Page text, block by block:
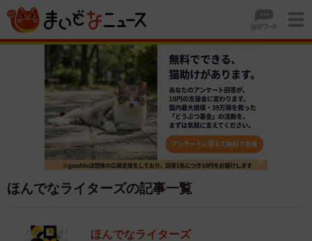
ほんでなライターズの記事一覧
ほんでなライターズ